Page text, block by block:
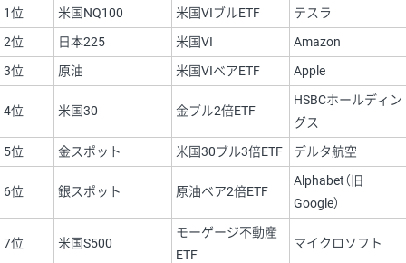
1位 米国NQ100 米国VIブルETF
テスラ
2位
日本225 米国VI
Amazon
3位
原油 米国VIベアETF Apple
4位 米国30 金ブル2倍ETF
HSBCホールディン
グス
5位
金スポット 米国30ブル3倍ETF デルタ航空
6位 銀スポット 原油ベア2倍ETF
Alphabet（旧
Google）
7位 米国S500
モーゲージ不動産
ETF
マイクロソフト